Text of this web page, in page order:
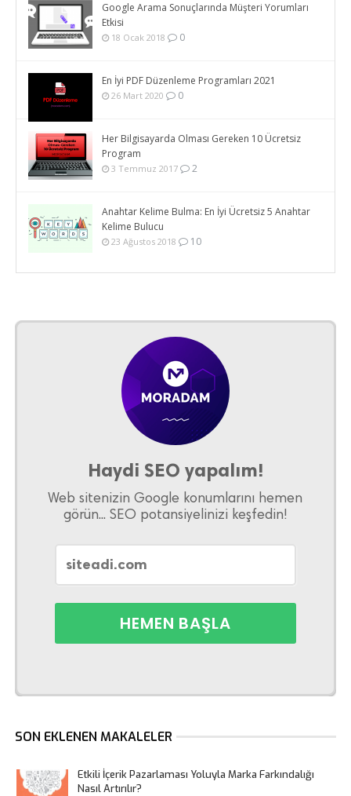
Google Arama Sonuçlarında Müşteri Yorumları
Etkisi
18 Ocak 2018 0
En İyi PDF Düzenleme Programları 2021
26 Mart 2020 0
Her Bilgisayarda Olması Gereken 10 Ücretsiz
Program
3 Temmuz 2017 2
Anahtar Kelime Bulma: En İyi Ücretsiz 5 Anahtar
Kelime Bulucu
23 Ağustos 2018 10
Haydi SEO yapalım!
Web sitenizin Google konumlarını hemen
görün... SEO potansiyelinizi keşfedin!
SON EKLENEN MAKALELER
Etkili İçerik Pazarlaması Yoluyla Marka Farkındalığı
Nasıl Artırılır?